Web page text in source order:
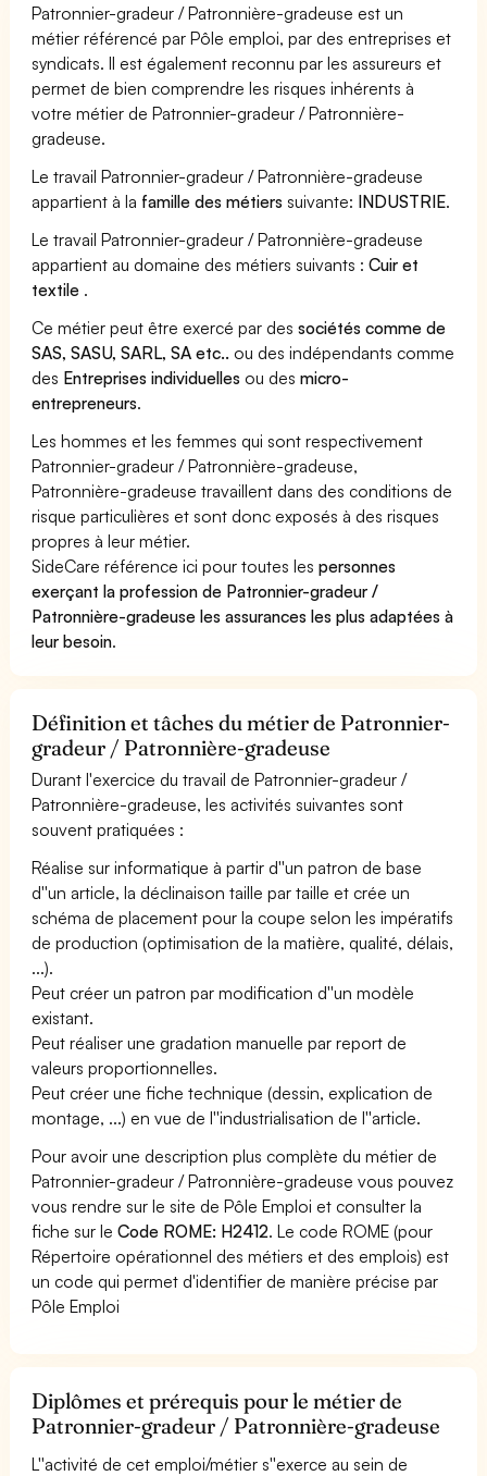
Patronnier-gradeur / Patronnière-gradeuse est un
métier référencé par Pôle emploi, par des entreprises et
syndicats. Il est également reconnu par les assureurs et
permet de bien comprendre les risques inhérents à
votre métier de Patronnier-gradeur / Patronnière-
gradeuse.
Le travail Patronnier-gradeur / Patronnière-gradeuse
appartient à la famille des métiers suivante: INDUSTRIE.
Le travail Patronnier-gradeur / Patronnière-gradeuse
appartient au domaine des métiers suivants :Cuir et
textile .
Ce métier peut être exercé par dessociétés comme de
SAS, SASU, SARL, SA etc.. ou des indépendants comme
des Entreprises individuelles ou desmicro-
entrepreneurs.
Les hommes et les femmes qui sont respectivement
Patronnier-gradeur / Patronnière-gradeuse,
Patronnière-gradeuse travaillent dans des conditions de
risque particulières et sont donc exposés à des risques
propres à leur métier.
SideCare référence ici pour toutes lespersonnes
exerçant la profession de Patronnier-gradeur /
Patronnière-gradeuse les assurances les plus adaptées à
leur besoin.
Définition et tâches du métier de Patronnier-
gradeur / Patronnière-gradeuse
Durant l'exercice du travail de Patronnier-gradeur /
Patronnière-gradeuse, les activités suivantes sont
souvent pratiquées :
Réalise sur informatique à partir d''un patron de base
d''un article, la déclinaison taille par taille et crée un
schéma de placement pour la coupe selon les impératifs
de production (optimisation de la matière, qualité, délais,
...).
Peut créer un patron par modification d''un modèle
existant.
Peut réaliser une gradation manuelle par report de
valeurs proportionnelles.
Peut créer une fiche technique (dessin, explication de
montage, ...) en vue de l''industrialisation de l''article.
Pour avoir une description plus complète du métier de
Patronnier-gradeur / Patronnière-gradeuse vous pouvez
vous rendre sur le site de Pôle Emploi et consulter la
fiche sur leCode ROME: H2412. Le code ROME (pour
Répertoire opérationnel des métiers et des emplois) est
un code qui permet d'identifier de manière précise par
Pôle Emploi
Diplômes et prérequis pour le métier de
Patronnier-gradeur / Patronnière-gradeuse
L''activité de cet emploi/métier s''exerce au sein de